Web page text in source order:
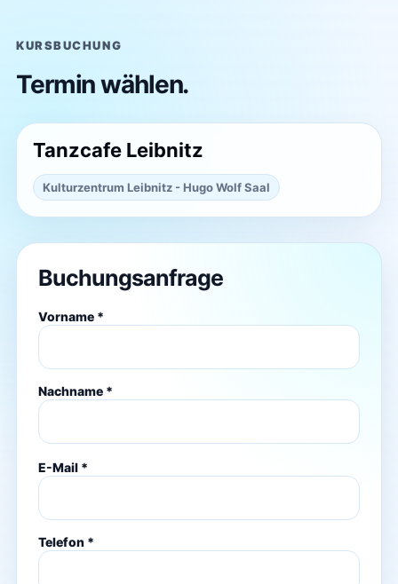
KURSBUCHUNG
Termin wählen.
Tanzcafe Leibnitz
Kulturzentrum Leibnitz - Hugo Wolf Saal
Buchungsanfrage
Vorname *
Nachname *
E-Mail *
Telefon *